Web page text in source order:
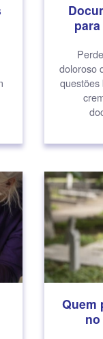
doloroso
questões
Quem